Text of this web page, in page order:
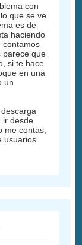
con
que se ve
es de
haciendo
contamos
parece que
si te hace
en una
un
ir desde
me contas,
usuarios.